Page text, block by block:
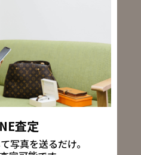
査定
写真を送るだけ。